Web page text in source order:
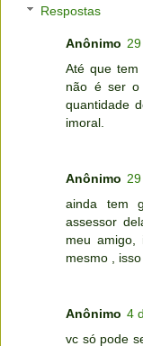
Respostas
Anônimo
Até que
não é ser o
quantidade
imoral.
Anônimo
ainda tem
assessor
meu amigo,
mesmo ,
Anônimo 4
vc só pode